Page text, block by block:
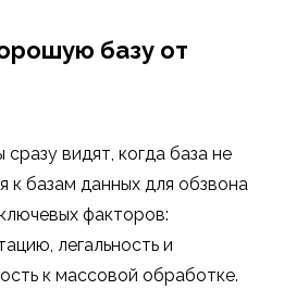
базу от
видят, когда база не
к базам данных для обзвона
факторов:
легальность и
к массовой обработке.